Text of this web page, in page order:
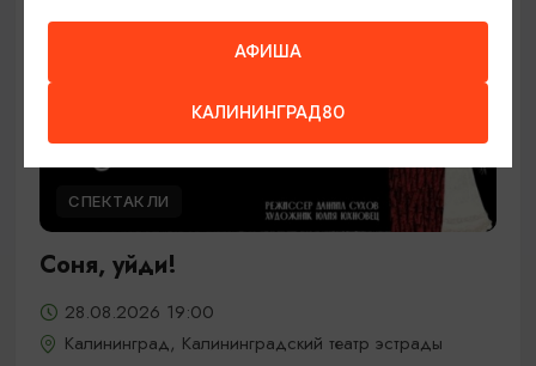
СПЕКТАКЛИ
Соня, уйди!
28.08.2026 19:00
Калининград, Калининградский театр эстрады
АФИША
КАЛИНИНГРАД80